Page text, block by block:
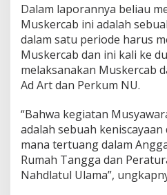
Dalam laporannya beliau
Muskercab ini adalah
dalam satu periode harus
Muskercab dan ini kali ke
melaksanakan Muskercab
Ad Art dan Perkum NU.
“Bahwa kegiatan
adalah sebuah
mana tertuang dalam
Rumah Tangga dan
Nahdlatul Ulama”,